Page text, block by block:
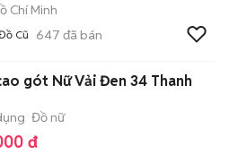
Chí Minh
Cũ 647 đã bán
gót Nữ Vải Đen 34 Thanh
Đồ nữ
đ